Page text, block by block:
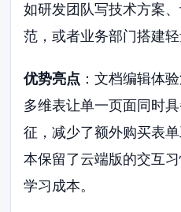
如研发团队写技术方案
范，或者业务部门搭建轻
优势亮点 ：文档编辑体
多维表让单一页面同时
征，减少了额外购买表
本保留了云端版的交互
学习成本。